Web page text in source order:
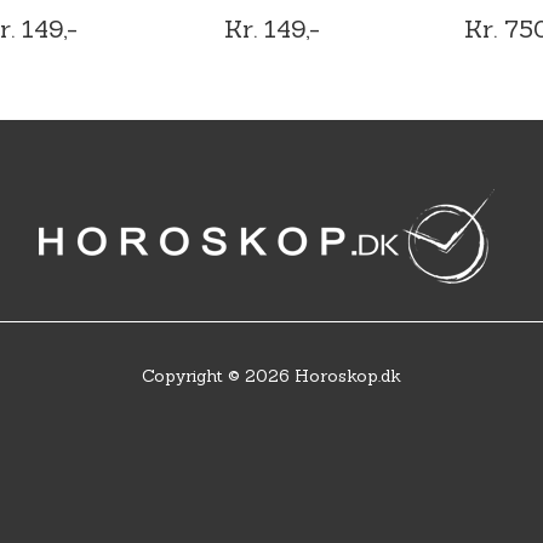
149,- Kr. 149,- Kr.
Copyright © 2026 Horoskop.dk